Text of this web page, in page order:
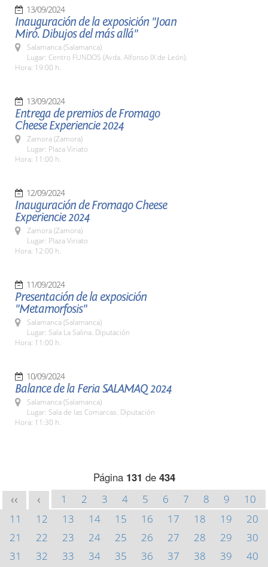
13/09/2024
Inauguración de la exposición "Joan
Miró. Dibujos del más allá"
Salamanca (Salamanca)
Lugar: Centro FUNDOS (Avda. Alfonso IX de León).
Hora: 19:00 h.
13/09/2024
Entrega de premios de Fromago
Cheese Experiencie 2024
Zamora (Zamora)
Lugar: Plaza Viriato
Hora: 11:00 h.
12/09/2024
Inauguración de Fromago Cheese
Experiencie 2024
Zamora (Zamora)
Lugar: Plaza Viriato
Hora: 12:00 h.
11/09/2024
Presentación de la exposición
"Metamorfosis"
Salamanca (Salamanca)
Lugar: Sala La Salina. Diputación
Hora: 11:00 h.
10/09/2024
Balance de la Feria SALAMAQ 2024
Salamanca (Salamanca)
Lugar: Sala de las Comarcas. Diputación
Hora: 11:30 h.
Página 131 de 434
<< < 1 2 3 4 5 6 7 8 9
10
11
12 13 14 15 16 17 18 19
20
21
22 23 24 25 26 27 28 29
30
31
32 33 34 35 36 37 38 39
40